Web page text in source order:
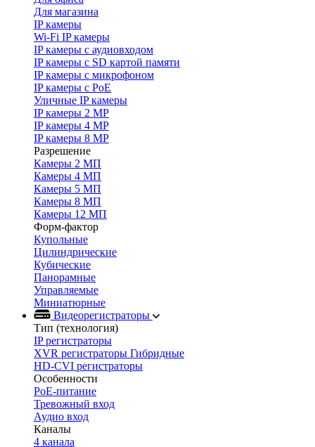
Для магазина
IP камеры
Wi-Fi IP камеры
IP камеры с аудиовходом
IP камеры с SD картой памяти
IP камеры с микрофоном
IP камеры с PoE
Уличные IP камеры
IP камеры 2 MP
IP камеры 4 MP
IP камеры 8 MP
Разрешение
Камеры 2 МП
Камеры 4 МП
Камеры 5 МП
Камеры 8 МП
Камеры 12 МП
Форм-фактор
Купольные
Цилиндрические
Кубические
Панорамные
Управляемые
Миниатюрные
Видеорегистраторы
Тип (технология)
IP регистраторы
XVR регистраторы Гибридные
HD-CVI регистраторы
Особенности
PoE-питание
Тревожный вход
Аудио вход
Каналы
4 канала